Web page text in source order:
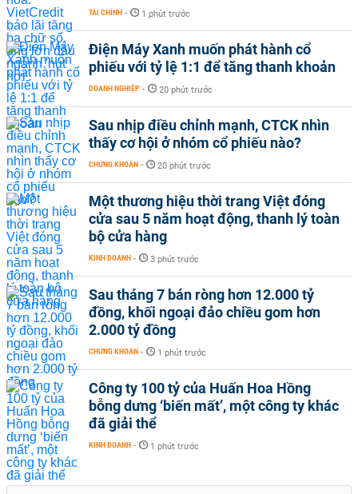
TÀI CHÍNH - 1 phút trước
Điện Máy Xanh muốn phát hành cổ
phiếu với tỷ lệ 1:1 để tăng thanh khoản
DOANH NGHIỆP - 20 phút trước
Sau nhịp điều chỉnh mạnh, CTCK nhìn
thấy cơ hội ở nhóm cổ phiếu nào?
CHỨNG KHOÁN - 20 phút trước
Một thương hiệu thời trang Việt đóng
cửa sau 5 năm hoạt động, thanh lý toàn
bộ cửa hàng
KINH DOANH - 3 phút trước
Sau tháng 7 bán ròng hơn 12.000 tỷ
đồng, khối ngoại đảo chiều gom hơn
2.000 tỷ đồng
CHỨNG KHOÁN - 1 phút trước
Công ty 100 tỷ của Huấn Hoa Hồng
bỗng dưng ‘biến mất’, một công ty khác
đã giải thể
KINH DOANH - 1 phút trước